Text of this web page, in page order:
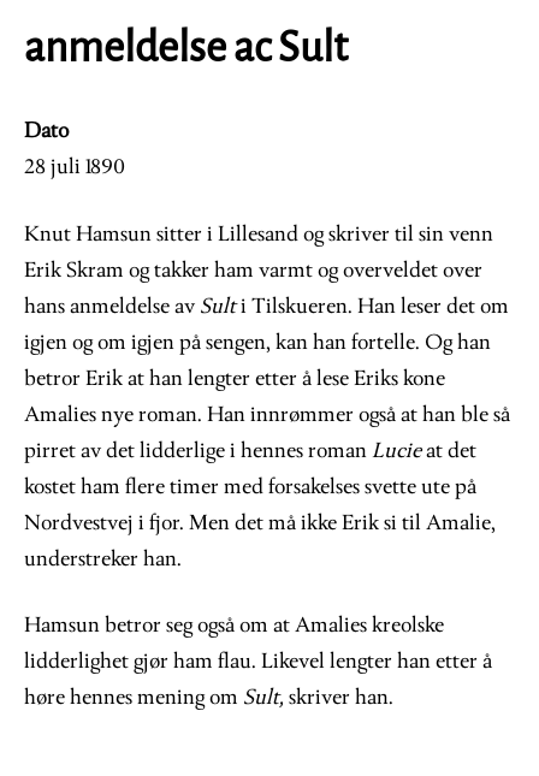
anmeldelse ac Sult
Dato
28 juli 1890
Knut Hamsun sitter i Lillesand og skriver til sin venn
Erik Skram og takker ham varmt og overveldet over
hans anmeldelse av Sulti Tilskueren. Han leser det om
igjen og om igjen på sengen, kan han fortelle. Og han
betror Erik at han lengter etter å lese Eriks kone
Amalies nye roman. Han innrømmer også at han ble så
pirret av det lidderlige i hennes roman Lucieat det
kostet ham flere timer med forsakelses svette ute på
Nordvestvej i fjor. Men det må ikke Erik si til Amalie,
understreker han.
Hamsun betror seg også om at Amalies kreolske
lidderlighet gjør ham flau. Likevel lengter han etter å
høre hennes mening om Sult, skriver han.